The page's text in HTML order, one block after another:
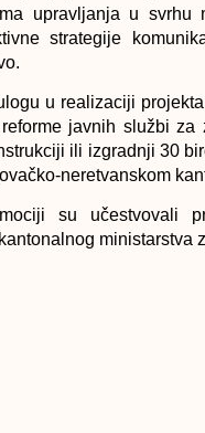
upravljanja u svrhu
strategije
u realizaciji
javnih službi za
ili izgradnji 30
neretvanskom
su učestvovali
ministarstva